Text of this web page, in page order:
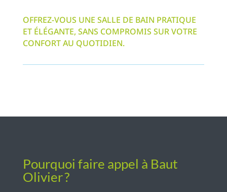
OFFREZ-VOUS UNE SALLE DE BAIN PRATIQUE
ET ÉLÉGANTE, SANS COMPROMIS SUR VOTRE
CONFORT AU QUOTIDIEN.
Pourquoi faire appel à Baut
Olivier ?